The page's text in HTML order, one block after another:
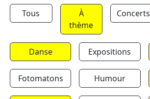
Tous
À
thème
Concerts
Danse Expositions
Fotomatons Humour